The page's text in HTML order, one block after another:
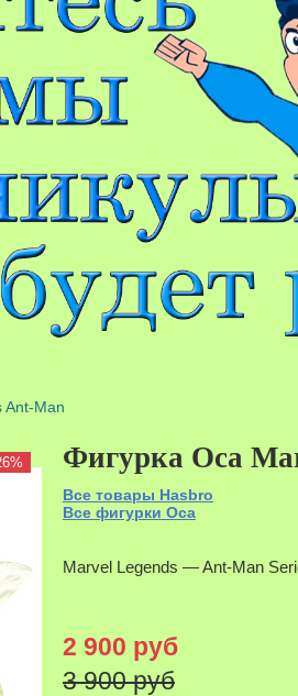
Ant-Man
Фигурка Оса
Все товары Hasbro
Все фигурки Оса
Marvel Legends — Ant-Man
2 900 руб
3 900 руб